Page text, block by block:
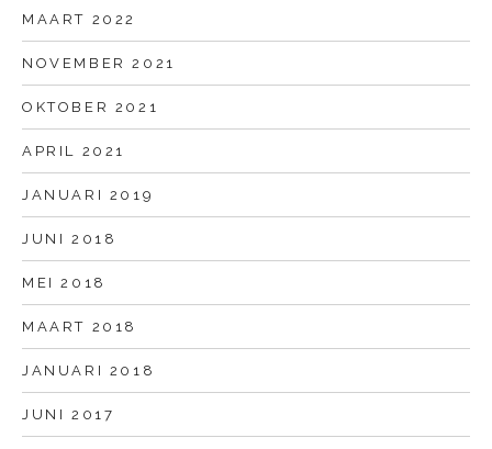
MAART 2022
NOVEMBER 2021
OKTOBER 2021
APRIL 2021
JANUARI 2019
JUNI 2018
MEI 2018
MAART 2018
JANUARI 2018
JUNI 2017